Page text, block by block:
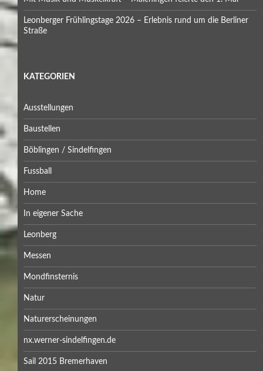
Leonberger Frühlingstage 2026 – Erlebnis rund um die Berliner
Straße
KATEGORIEN
Ausstellungen
Baustellen
Böblingen / Sindelfingen
Fussball
Home
In eigener Sache
Leonberg
Messen
Mondfinsternis
Natur
Naturerscheinungen
nx.werner-sindelfingen.de
Sail 2015 Bremerhaven